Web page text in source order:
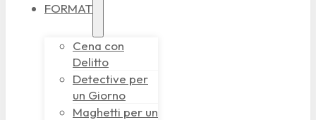
FORMAT
Cena con
Delitto
Detective per
un Giorno
Maghetti per un